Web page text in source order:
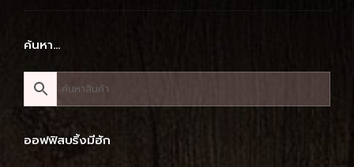
ค้นหา…
ออฟฟิสบริ้งมีฮัก